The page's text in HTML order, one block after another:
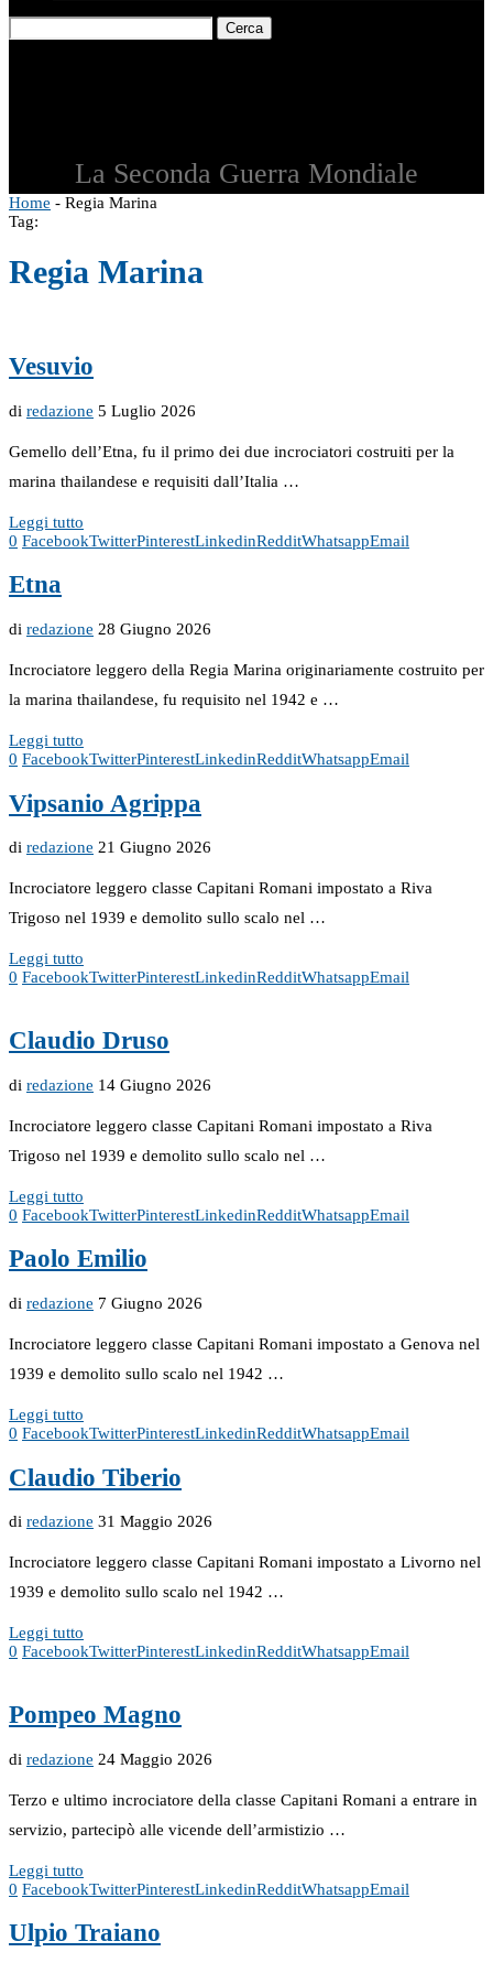
Cerca
La Seconda Guerra Mondiale
Home - Regia Marina
Tag:
Regia Marina
Vesuvio
di redazione 5 Luglio 2026
Gemello dell’Etna, fu il primo dei due incrociatori costruiti per la
marina thailandese e requisiti dall’Italia …
Leggi tutto
0 FacebookTwitterPinterestLinkedinRedditWhatsappEmail
Etna
di redazione 28 Giugno 2026
Incrociatore leggero della Regia Marina originariamente costruito per
la marina thailandese, fu requisito nel 1942 e …
Leggi tutto
0 FacebookTwitterPinterestLinkedinRedditWhatsappEmail
Vipsanio Agrippa
di redazione 21 Giugno 2026
Incrociatore leggero classe Capitani Romani impostato a Riva
Trigoso nel 1939 e demolito sullo scalo nel …
Leggi tutto
0 FacebookTwitterPinterestLinkedinRedditWhatsappEmail
Claudio Druso
di redazione 14 Giugno 2026
Incrociatore leggero classe Capitani Romani impostato a Riva
Trigoso nel 1939 e demolito sullo scalo nel …
Leggi tutto
0 FacebookTwitterPinterestLinkedinRedditWhatsappEmail
Paolo Emilio
di redazione 7 Giugno 2026
Incrociatore leggero classe Capitani Romani impostato a Genova nel
1939 e demolito sullo scalo nel 1942 …
Leggi tutto
0 FacebookTwitterPinterestLinkedinRedditWhatsappEmail
Claudio Tiberio
di redazione 31 Maggio 2026
Incrociatore leggero classe Capitani Romani impostato a Livorno nel
1939 e demolito sullo scalo nel 1942 …
Leggi tutto
0 FacebookTwitterPinterestLinkedinRedditWhatsappEmail
Pompeo Magno
di redazione 24 Maggio 2026
Terzo e ultimo incrociatore della classe Capitani Romani a entrare in
servizio, partecipò alle vicende dell’armistizio …
Leggi tutto
0 FacebookTwitterPinterestLinkedinRedditWhatsappEmail
Ulpio Traiano